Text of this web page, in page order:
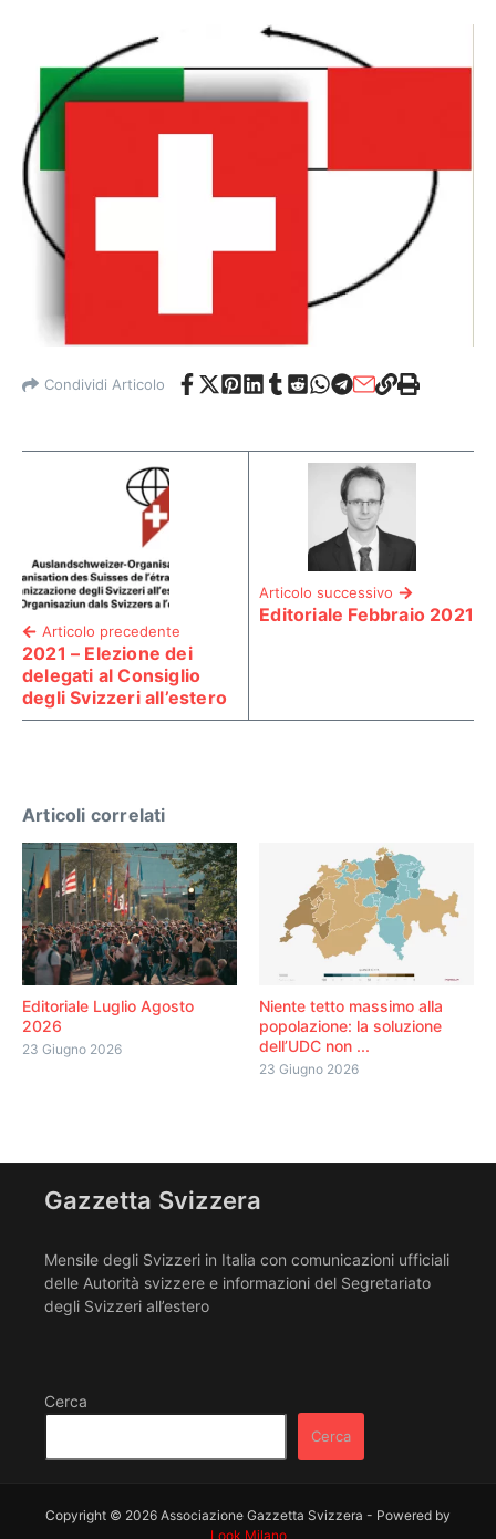
Condividi Articolo
Articolo precedente
2021 – Elezione dei
delegati al Consiglio
degli Svizzeri all’estero
Articolo successivo
Editoriale Febbraio 2021
Articoli correlati
Editoriale Luglio Agosto
2026
23 Giugno 2026
Niente tetto massimo alla
popolazione: la soluzione
dell’UDC non ...
23 Giugno 2026
Gazzetta Svizzera
Mensile degli Svizzeri in Italia con comunicazioni ufficiali
delle Autorità svizzere e informazioni del Segretariato
degli Svizzeri all’estero
Cerca
Cerca
Copyright © 2026 Associazione Gazzetta Svizzera - Powered by
Look Milano